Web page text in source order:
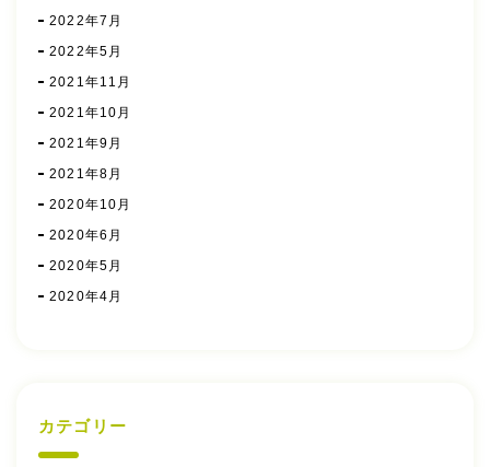
2022年7月
2022年5月
2021年11月
2021年10月
2021年9月
2021年8月
2020年10月
2020年6月
2020年5月
2020年4月
カテゴリー